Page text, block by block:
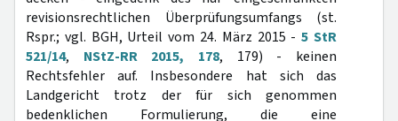
revisionsrechtlichen Überprüfungsumfangs (st.
Rspr.; vgl. BGH, Urteil vom 24. März 2015 -5 StR
521/14, NStZ-RR 2015, 178, 179) - keinen
Rechtsfehler auf. Insbesondere hat sich das
Landgericht trotz der für sich genommen
bedenklichen Formulierung, die eine